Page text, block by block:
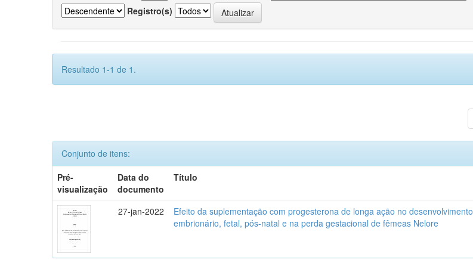
Registro(s)
Resultado 1-1 de 1.
Conjunto de itens:
Pré-
visualização
Data do
documento
Título
27-jan-2022
Efeito da suplementação com progesterona de longa ação no desenvolvimento
embrionário, fetal, pós-natal e na perda gestacional de fêmeas Nelore